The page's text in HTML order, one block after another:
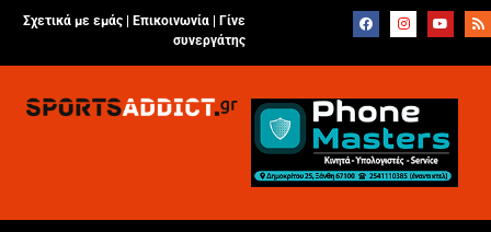
Σχετικά με εμάς | Επικοινωνία
Γίνε
συνεργάτης